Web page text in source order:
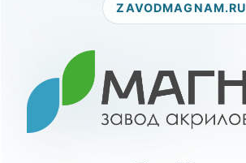
ZAVODMAGNAM.RU